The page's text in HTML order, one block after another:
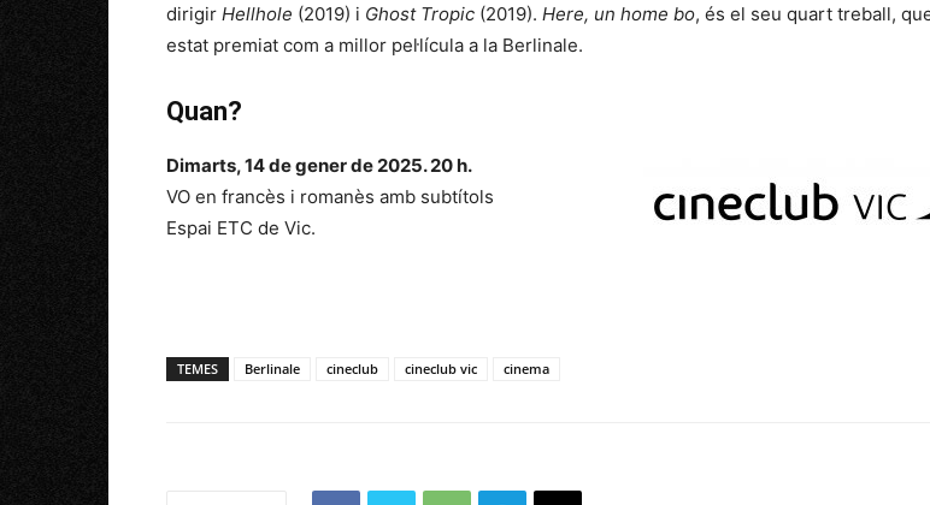
dirigir Hellhole (2019) i Ghost Tropic (2019). Here, un home bo, és el seu quart treball,
estat premiat com a millor pel·lícula a la Berlinale.
Quan?
Dimarts, 14 de gener de 2025. 20 h.
VO en francès i romanès amb subtítols
Espai ETC de Vic.
TEMES Berlinale cineclub cineclub vic cinema